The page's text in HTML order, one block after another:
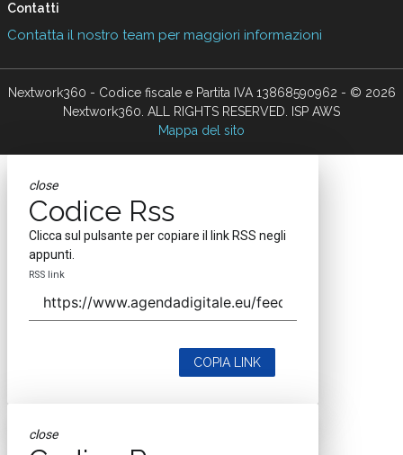
Contatti
Contatta il nostro team per maggiori informazioni
Nextwork360 - Codice fiscale e Partita IVA 13868590962 - © 2026
Nextwork360. ALL RIGHTS RESERVED. ISP AWS
Mappa del sito
close
Codice Rss
Clicca sul pulsante per copiare il link RSS negli
appunti.
RSS link
COPIA LINK
close